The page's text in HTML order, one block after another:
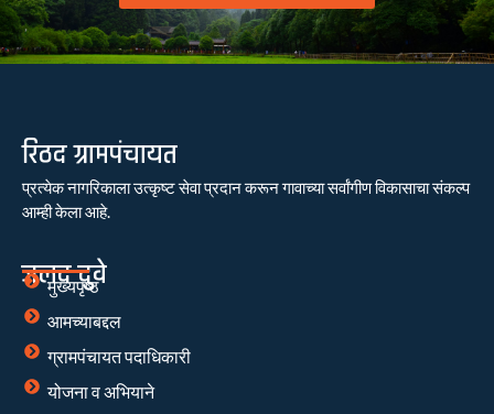
रिठद ग्रामपंचायत
प्रत्येक नागरिकाला उत्कृष्ट सेवा प्रदान करून गावाच्या सर्वांगीण विकासाचा संकल्प
आम्ही केला आहे.
जलद दुवे
मुख्यपृष्ठ
आमच्याबद्दल
ग्रामपंचायत पदाधिकारी
योजना व अभियाने